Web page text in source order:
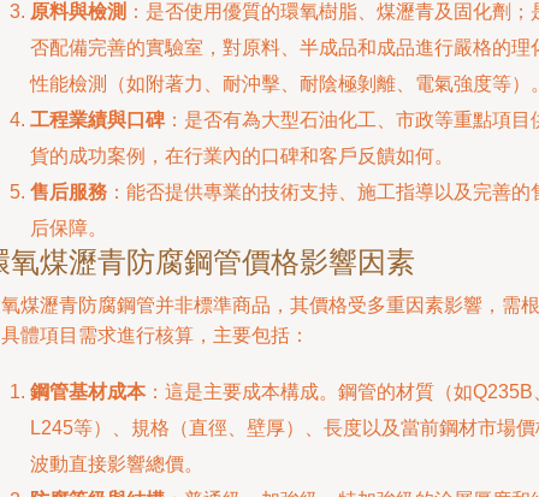
原料與檢測 ：是否使用優質的環氧樹脂、煤瀝青及固化劑；
否配備完善的實驗室，對原料、半成品和成品進行嚴格的理
性能檢測（如附著力、耐沖擊、耐陰極剝離、電氣強度等）
工程業績與口碑：是否有為大型石油化工、市政等重點項目
貨的成功案例，在行業內的口碑和客戶反饋如何。
售后服務 ：能否提供專業的技術支持、施工指導以及完善的
后保障。
氧煤瀝青防腐鋼管價格影響因素
煤瀝青防腐鋼管并非標準商品，其價格受多重因素影響，需根
體項目需求進行核算，主要包括：
鋼管基材成本：這是主要成本構成。鋼管的材質（如Q235B
L245等）、規格（直徑、壁厚）、長度以及當前鋼材市場價
波動直接影響總價。